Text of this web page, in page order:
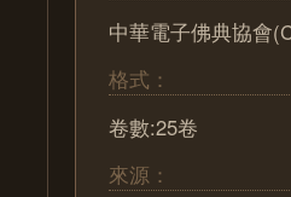
中華電子佛典協會
格式：
卷數:25卷
來源：